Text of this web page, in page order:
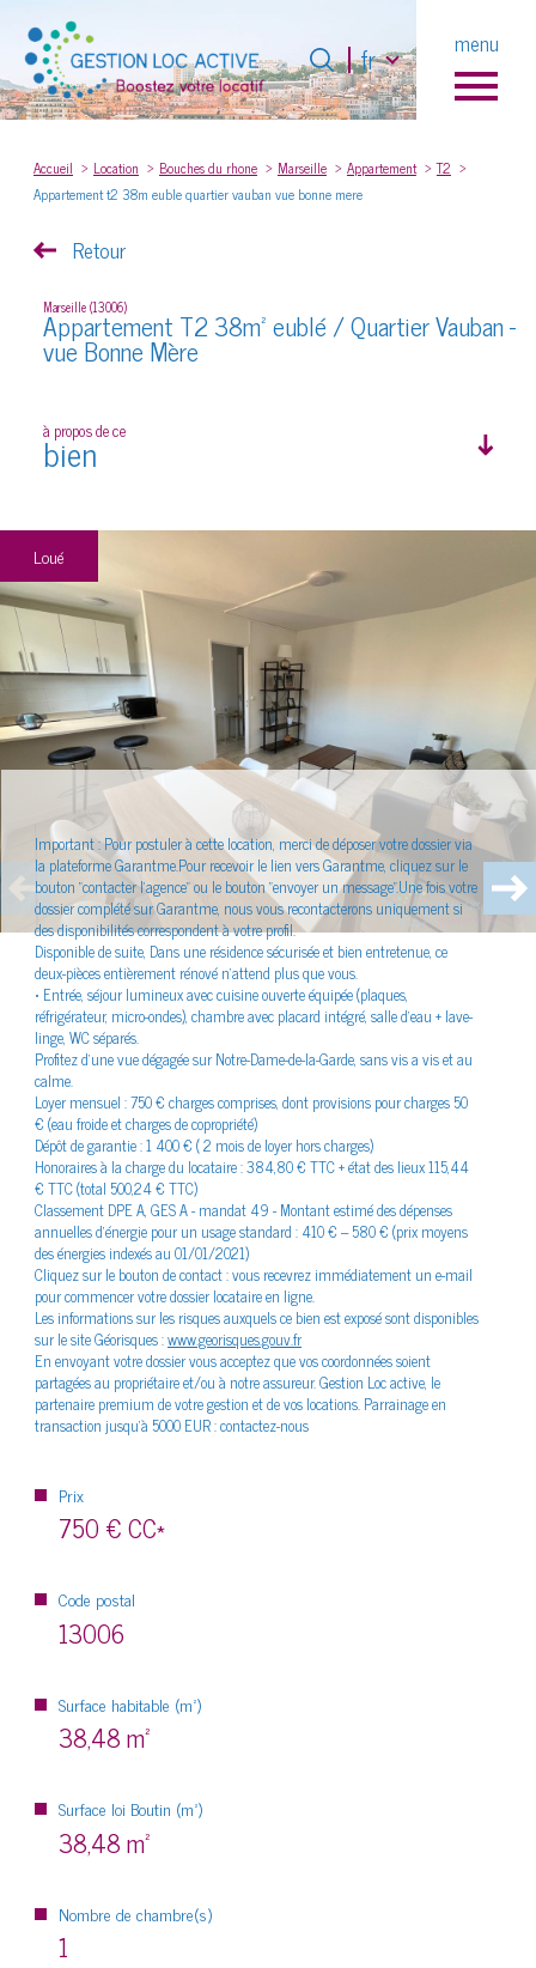
menu
fr
Accueil 0 Langue
fr
Accueil Location Bouches du rhone Marseille Appartement
T2
Appartement t2 38m euble quartier vauban vue bonne mere
Retour
Marseille (13006)
Appartement T2 38m² eublé / Quartier Vauban -
vue Bonne Mère
à propos de ce
bien
Plus d'informations
financières
Plus de
détails
Plus d'informations sur
le quartier
Bilan
énergétique
Important :Pour postuler à cette location, merci de déposer votre dossier via
la plateforme Garantme.Pour recevoir le lien vers Garantme, cliquez sur le
bouton "contacter l'agence" ou le bouton "envoyer un message".Une fois votre
dossier complété sur Garantme, nous vous recontacterons uniquement si
des disponibilités correspondent à votre profil.
Disponible de suite, Dans une résidence sécurisée et bien entretenue, ce
deux-pièces entièrement rénové n’attend plus que vous.
• Entrée, séjour lumineux avec cuisine ouverte équipée (plaques,
réfrigérateur, micro-ondes), chambre avec placard intégré, salle d’eau + lave-
linge, WC séparés.
Profitez d'une vue dégagée sur Notre-Dame-de-la-Garde, sans vis a vis et au
calme.
Loyer mensuel : 750 € charges comprises, dont provisions pour charges 50
€ (eau froide et charges de copropriété)
Dépôt de garantie : 1 400 € ( 2 mois de loyer hors charges)
Honoraires à la charge du locataire : 384,80 € TTC + état des lieux 115,44
€ TTC (total 500,24 € TTC)
Classement DPE A, GES A - mandat 49 - Montant estimé des dépenses
annuelles d’énergie pour un usage standard : 410 € – 580 € (prix moyens
des énergies indexés au 01/01/2021)
Cliquez sur le bouton de contact : vous recevrez immédiatement un e-mail
pour commencer votre dossier locataire en ligne.
Les informations sur les risques auxquels ce bien est exposé sont disponibles
sur le site Géorisques :www.georisques.gouv.fr
En envoyant votre dossier vous acceptez que vos coordonnées soient
partagées au propriétaire et/ou à notre assureur. Gestion Loc active, le
partenaire premium de votre gestion et de vos locations. Parrainage en
transaction jusqu'à 5000 EUR : contactez-nous
Prix
750 €CC*
Code postal
13006
Surface habitable (m²)
38,48 m²
Surface loi Boutin (m²)
38,48 m²
Nombre de chambre(s)
1
Loué